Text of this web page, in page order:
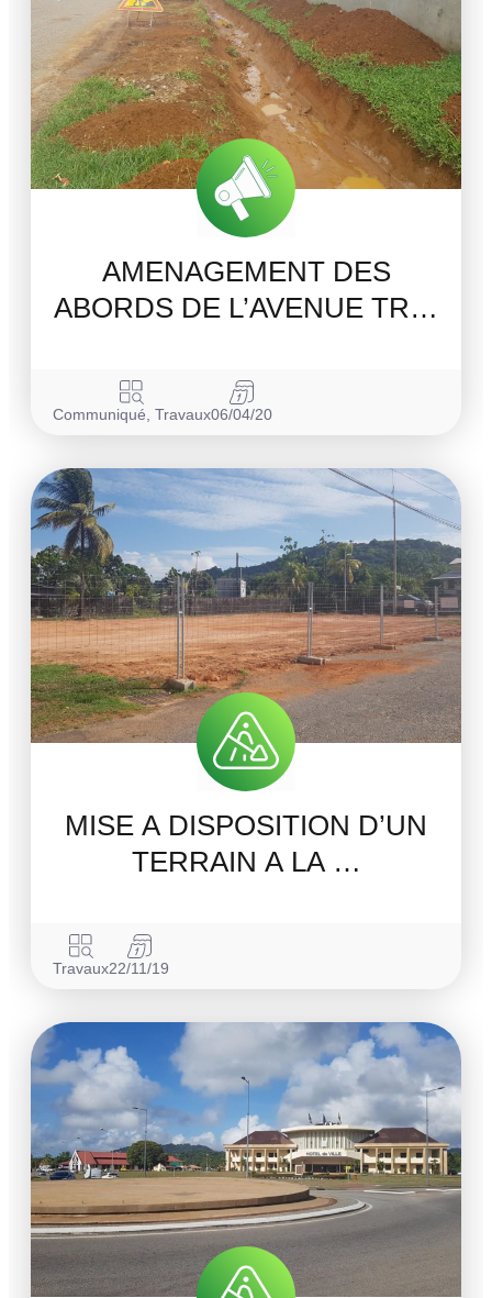
AMENAGEMENT DES
ABORDS DE L’AVENUE TR…
Communiqué, Travaux06/04/20
MISE A DISPOSITION D’UN
TERRAIN A LA …
Travaux22/11/19